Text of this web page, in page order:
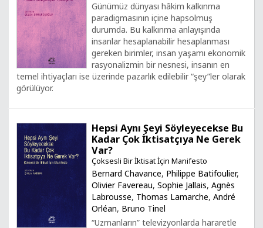
Günümüz dünyası hâkim kalkınma
paradigmasının içine hapsolmuş
durumda. Bu kalkınma anlayışında
insanlar hesaplanabilir hesaplanması
gereken birimler, insan yaşamı ekonomik
rasyonalizmin bir nesnesi, insanın en
temel ihtiyaçları ise üzerinde pazarlık edilebilir “şey”ler olarak
görülüyor.
Hepsi Aynı Şeyi Söyleyecekse Bu
Kadar Çok İktisatçıya Ne Gerek
Var?
Çoksesli Bir İktisat İçin Manifesto
Bernard Chavance, Philippe Batifoulier,
Olivier Favereau, Sophie Jallais, Agnès
Labrousse, Thomas Lamarche, André
Orléan, Bruno Tinel
“Uzmanların” televizyonlarda hararetle